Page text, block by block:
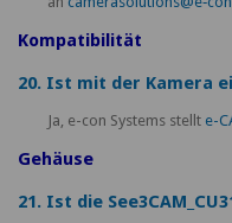
Kompatibilität
20. Ist mit der Kamera
Ja, e-con Systems stellt e-
Gehäuse
21. Ist die